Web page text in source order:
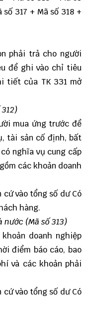
317 + Mã số 318 +
phải trả cho người
để ghi vào chỉ tiêu
tiết của TK 331 mở
mua ứng trước để
tài sản cố định, bất
nghĩa vụ cung cấp
các khoản doanh
vào tổng số dư Có
hàng.
nước (Mã số 313)
doanh nghiệp
điểm báo cáo, bao
và các khoản phải
vào tổng số dư Có